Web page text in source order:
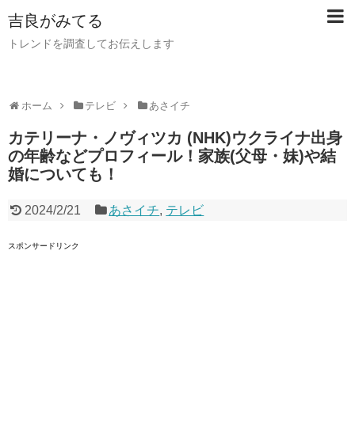
吉良がみてる
トレンドを調査してお伝えします
ホーム テレビ あさイチ
カテリーナ・ノヴィツカ (NHK)ウクライナ出身
の年齢などプロフィール！家族(父母・妹)や結
婚についても！
2024/2/21 あさイチ, テレビ
スポンサードリンク